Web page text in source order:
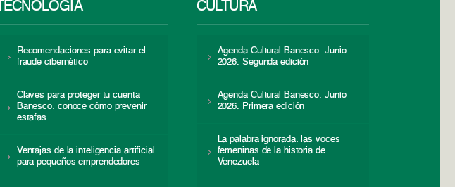
TECNOLOGÍA
Recomendaciones para evitar el
fraude cibernético
Claves para proteger tu cuenta
Banesco: conoce cómo prevenir
estafas
Ventajas de la inteligencia artificial
para pequeños emprendedores
CULTURA
Agenda Cultural Banesco. Junio
2026. Segunda edición
Agenda Cultural Banesco. Junio
2026. Primera edición
La palabra ignorada: las voces
femeninas de la historia de
Venezuela